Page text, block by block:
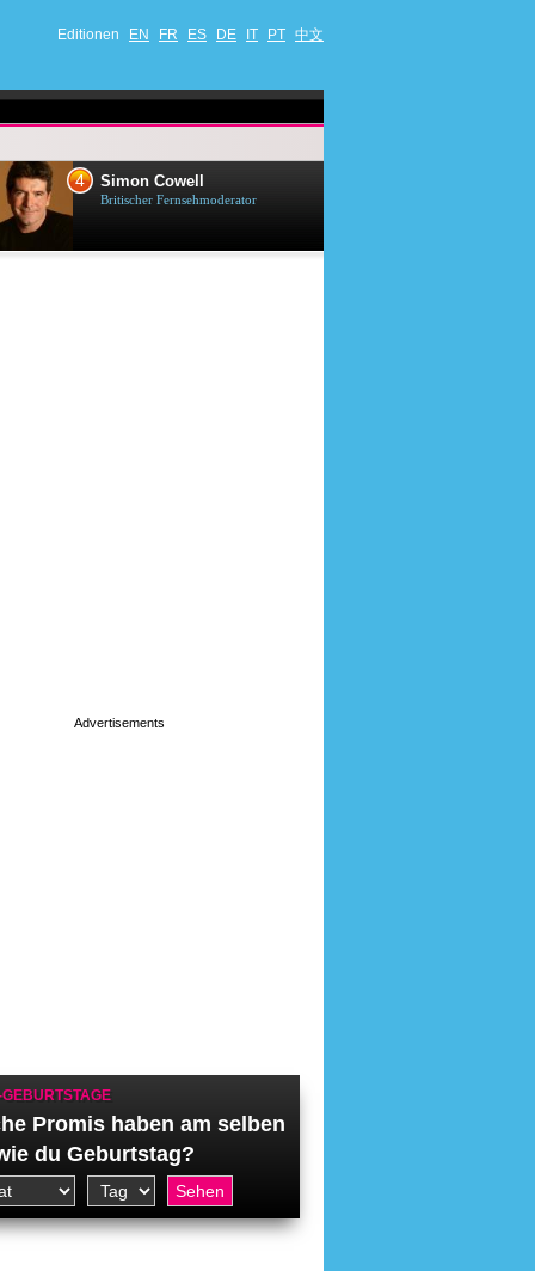
Editionen EN FR ES DE IT PT 中文
4 Simon Cowell
Britischer Fernsehmoderator
GEBURTSTAGE
Promis haben am selben
du Geburtstag?